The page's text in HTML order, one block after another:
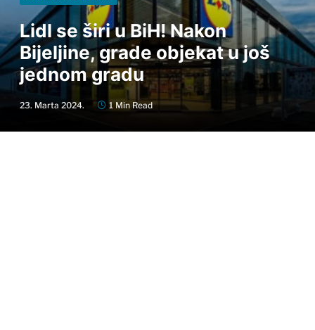
Lidl se širi u BiH! Nakon
Bijeljine, grade objekat u još
jednom gradu
23. Marta 2024. 1 Min Read